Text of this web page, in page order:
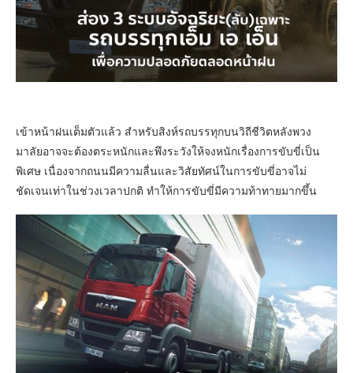
เข้าหน้าฝนเต็มตัวแล้ว สำหรับสิงห์รถบรรทุกบนวิถีชีวิตหลังพวง
มาลัยอาจจะต้องตระหนักและพึงระวังให้จงหนักเรื่องการขับขี่เป็น
พิเศษ เนื่องจากถนนมีความลื่นและวิสัยทัศน์ในการขับขี่อาจไม่
ชัดเจนเท่าในช่วงเวลาปกติ ทำให้การขับขี่มีความท้าทายมากขึ้น